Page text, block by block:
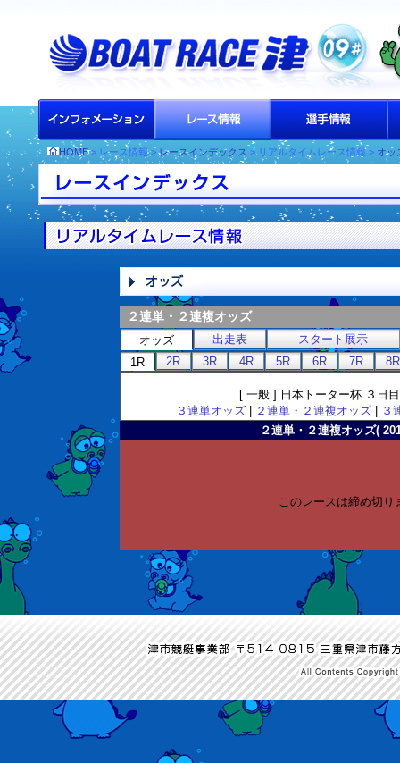
HOME> レース情報 >レースインデックス > リアルタイムレース情報 > オッ
２連単・２連複オッズ
オッズ 出走表
スタート展示
1R
2R 3R 4R 5R 6R 7R 8R
[ 一般 ] 日本トーター杯 ３
３連単オッズ| ２連単・２連複オッズ|
３
２連単・２連複オッズ(
このレースは締め切り